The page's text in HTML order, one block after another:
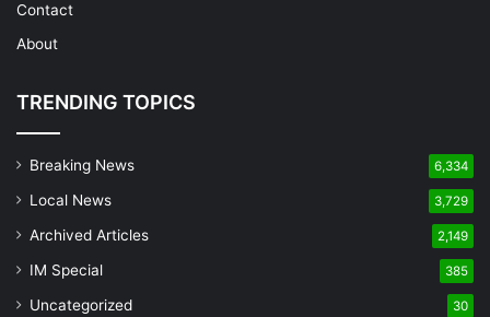
Contact
About
TRENDING TOPICS
Breaking News 6,334
Local News 3,729
Archived Articles 2,149
IM Special 385
Uncategorized 30